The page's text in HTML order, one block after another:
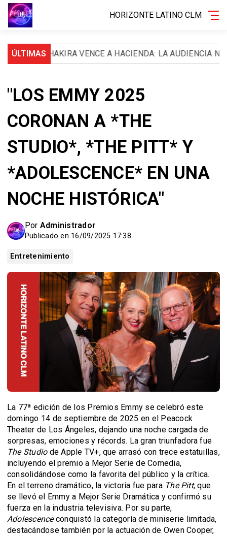
HORIZONTE LATINO CLM
ÚLTIMAS
SHAKIRA VENCE A HACIENDA: LA AUDIENCIA
"LOS EMMY 2025
CORONAN A *THE
STUDIO*, *THE PITT* Y
*ADOLESCENCE* EN UNA
NOCHE HISTÓRICA"
Por Administrador
Publicado en 16/09/2025 17:38
Entretenimiento
La 77ª edición de los Premios Emmy se celebró este
domingo 14 de septiembre de 2025 en el Peacock
Theater de Los Ángeles, dejando una noche cargada de
sorpresas, emociones y récords. La gran triunfadora fue
The Studiode Apple TV+, que arrasó con trece estatuillas,
incluyendo el premio a Mejor Serie de Comedia,
consolidándose como la favorita del público y la crítica.
En el terreno dramático, la victoria fue para The Pitt, que
se llevó el Emmy a Mejor Serie Dramática y confirmó su
fuerza en la industria televisiva. Por su parte,
Adolescenceconquistó la categoría de miniserie limitada,
destacándose también por la actuación de Owen Cooper,